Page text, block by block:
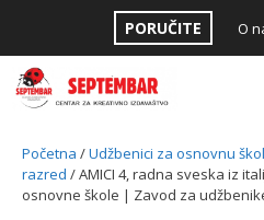
content
PORUČITE O
Početna /Udžbenici za osnovnu
razred / AMICI 4, radna sveska iz
osnovne škole | Zavod za